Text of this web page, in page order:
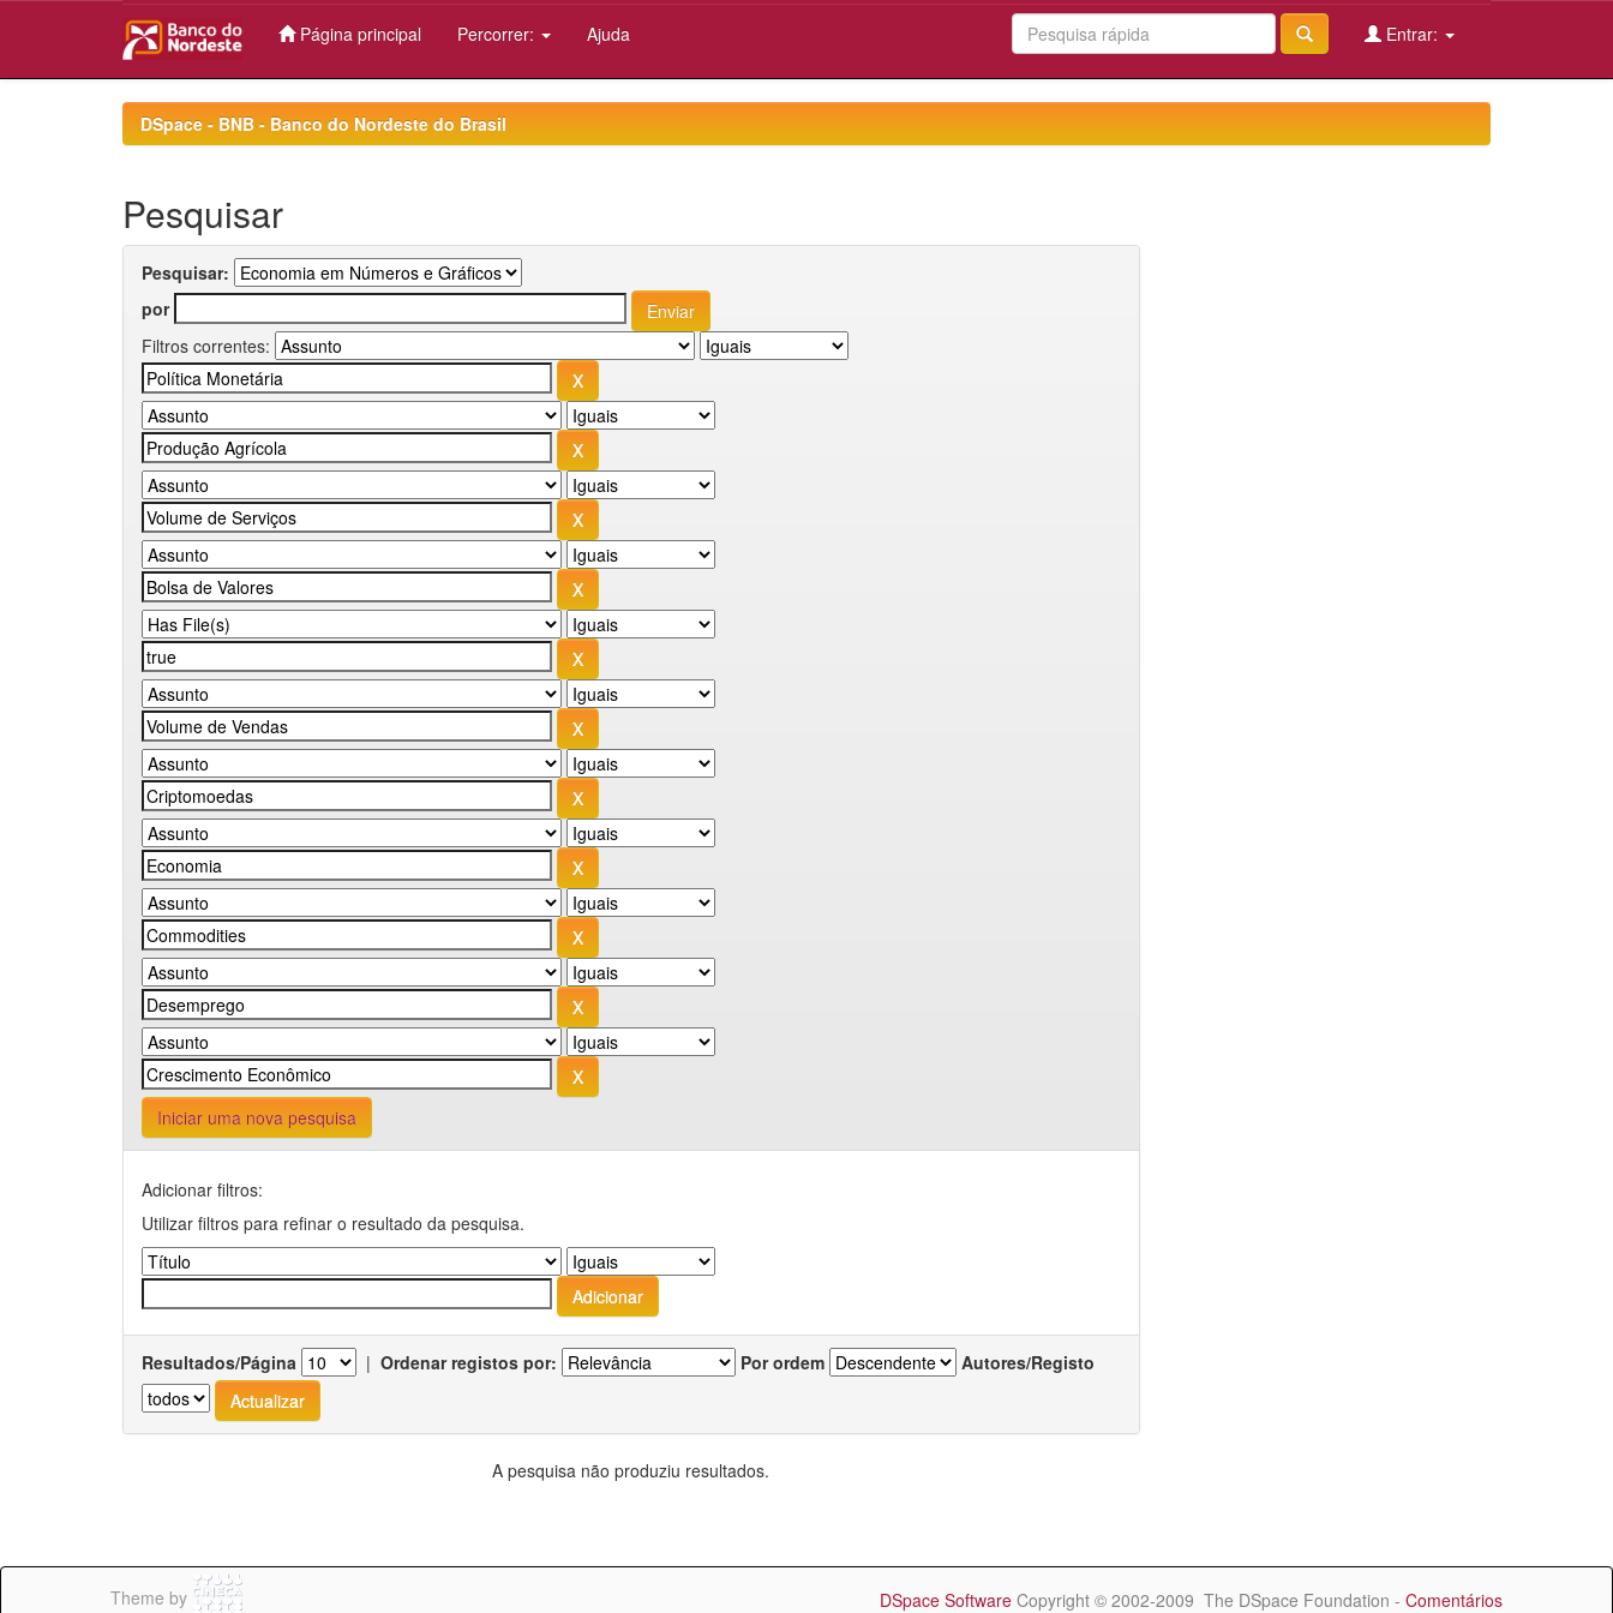
Página principal Percorrer: Ajuda Entrar:
DSpace - BNB - Banco do Nordeste do Brasil
Pesquisar
Pesquisar:
por
Filtros correntes:
Iniciar uma nova pesquisa
Adicionar filtros:
Utilizar filtros para refinar o resultado da pesquisa.
Resultados/Página | Ordenar registos por: Por ordem Autores/Registo
A pesquisa não produziu resultados.
Theme by DSpace Software Copyright © 2002-2009 The DSpace Foundation - Comentários